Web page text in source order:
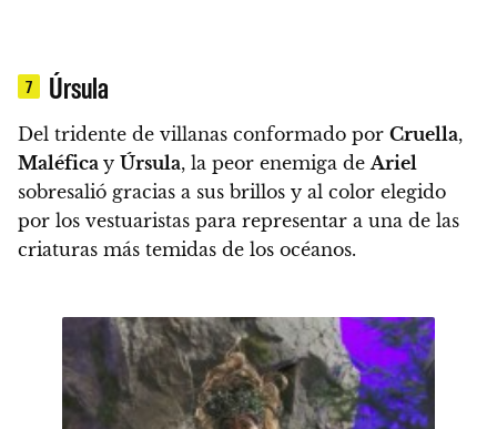
7 Úrsula
Del tridente de villanas conformado por Cruella,
Maléfica y Úrsula, la peor enemiga de Ariel
sobresalió gracias a sus brillos y al color elegido
por los vestuaristas para representar a una de las
criaturas más temidas de los océanos.